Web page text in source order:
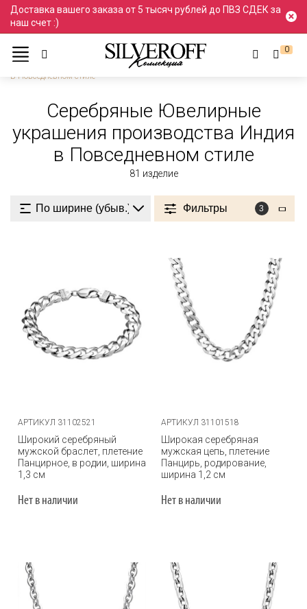
Доставка вашего заказа от 5 тысяч рублей до ПВЗ СДЕК за
наш счет :)
0
Ювелирные украшения
Серебро
Производство Индия
В Повседневном стиле
Серебряные Ювелирные
украшения производства Индия
в Повседневном стиле
81 изделие
Фильтры 3
АРТИКУЛ 31102521
Широкий серебряный
мужской браслет, плетение
Панцирное, в родии, ширина
1,3 см
Нет в наличии
АРТИКУЛ 31101518
Широкая серебряная
мужская цепь, плетение
Панцирь, родирование,
ширина 1,2 см
Нет в наличии